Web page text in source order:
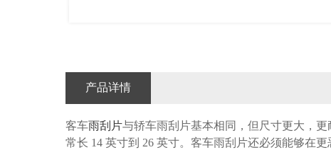
产品详情
客车雨刮片与轿车雨刮片基本相同，但尺寸更大，
常长 14 英寸到 26 英寸。客车雨刮片还必须能够在